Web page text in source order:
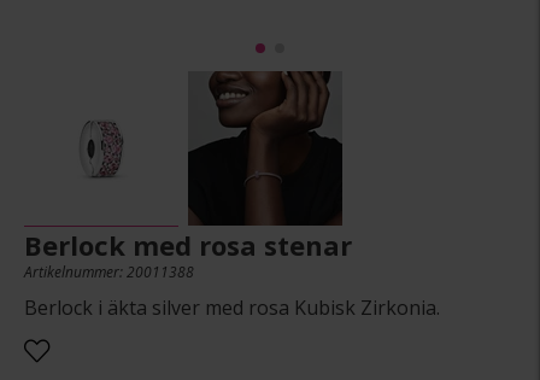
Berlock med rosa stenar
Artikelnummer: 20011388
Berlock i äkta silver med rosa Kubisk Zirkonia.